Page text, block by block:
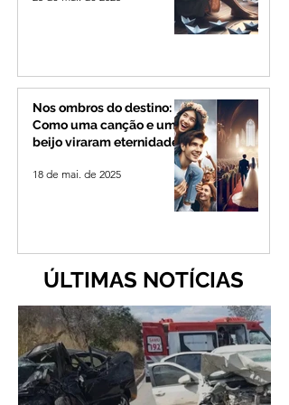
Nos ombros do destino:
Como uma canção e um
beijo viraram eternidade
18 de mai. de 2025
ÚLTIMAS NOTÍCIAS